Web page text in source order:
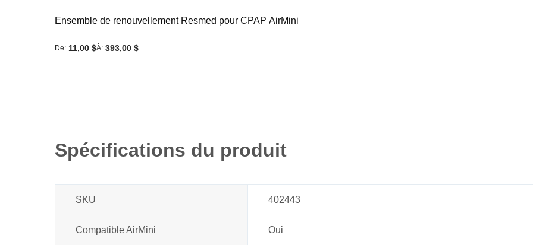
Ensemble de renouvellement Resmed pour CPAP AirMini
De 11,00 $À 393,00 $
Spécifications du produit
SKU 402443
Compatible AirMini Oui